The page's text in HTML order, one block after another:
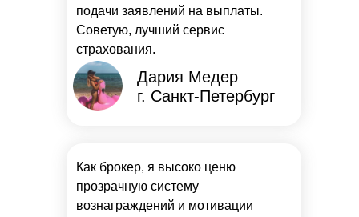
подачи заявлений на выплаты.
Советую, лучший сервис
страхования.
Дария Медер
г. Санкт-Петербург
Как брокер, я высоко ценю
прозрачную систему
вознаграждений и мотивации